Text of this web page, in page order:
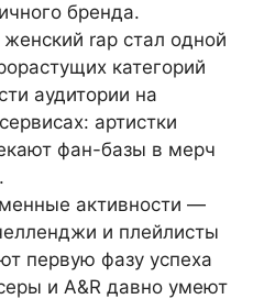
бренда.
женский rap стал одной
категорий
аудитории на
артистки
фан-базы в мерч
активности —
и плейлисты
первую фазу успеха
и A&R давно умеют